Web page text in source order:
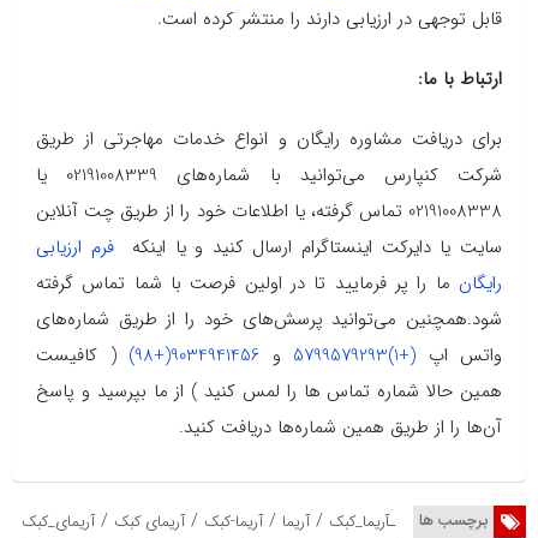
قابل توجهی در ارزیابی دارند را منتشر کرده است.
ارتباط با ما:
برای دریافت مشاوره رایگان و انواع خدمات مهاجرتی از طریق
شرکت کنپارس می‌توانید با شماره‌های 02191008339 یا
02191008338 تماس گرفته، یا اطلاعات خود را از طریق چت آنلاین
سایت یا دایرکت اینستاگرام ارسال کنید و یا اینکهفرم ارزیابی
رایگان ما را پر فرمایید تا در اولین فرصت با شما تماس گرفته
شود.همچنین می‌توانید پرسش‌های خود را از طریق شماره‌های
واتس اپ (+1)5799579293 و 9034941456(+98)
( کافیست
همین حالا شماره تماس ها را لمس کنید ) از ما بپرسید و پاسخ
آن‌ها را از طریق همین شماره‌ها دریافت کنید.
برچسب ها ـآریما_کبک / آریما / آریما-کبک / آریمای کبک / آریمای_کبک